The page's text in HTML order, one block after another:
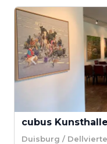
cubus Kunsthalle
Duisburg /